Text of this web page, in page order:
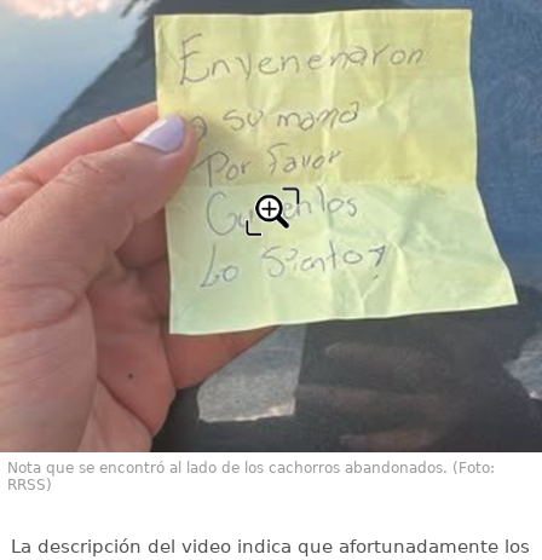
Nota que se encontró al lado de los cachorros abandonados. (Foto:
RRSS)
La descripción del video indica que afortunadamente los